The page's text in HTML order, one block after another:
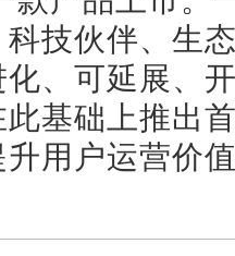
技伙伴、生
、可延展、
此基础上推
用户运营价